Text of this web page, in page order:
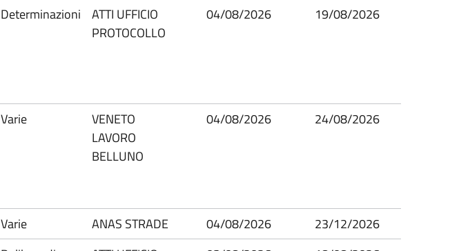
Determinazioni
ATTI UFFICIO
PROTOCOLLO
04/08/2026 19/08/2026
Varie
VENETO
LAVORO
BELLUNO
04/08/2026 24/08/2026
Varie ANAS STRADE 04/08/2026
23/12/2026